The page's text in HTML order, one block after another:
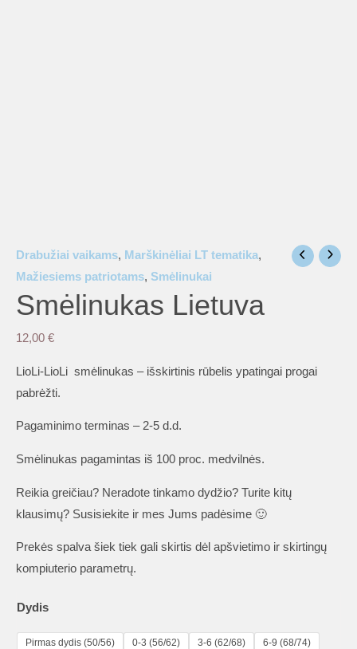
Drabužiai vaikams, Marškinėliai LT tematika,
Mažiesiems patriotams, Smėlinukai
Smėlinukas Lietuva
12,00 €
LioLi-LioLi smėlinukas – išskirtinis rūbelis ypatingai progai
pabrėžti.
Pagaminimo terminas – 2-5 d.d.
Smėlinukas pagamintas iš 100 proc. medvilnės.
Reikia greičiau? Neradote tinkamo dydžio? Turite kitų
klausimų? Susisiekite ir mes Jums padėsime 🙂
Prekės spalva šiek tiek gali skirtis dėl apšvietimo ir skirtingų
kompiuterio parametrų.
Dydis
Pirmas dydis (50/56) 0-3 (56/62) 3-6 (62/68)
6-9 (68/74)